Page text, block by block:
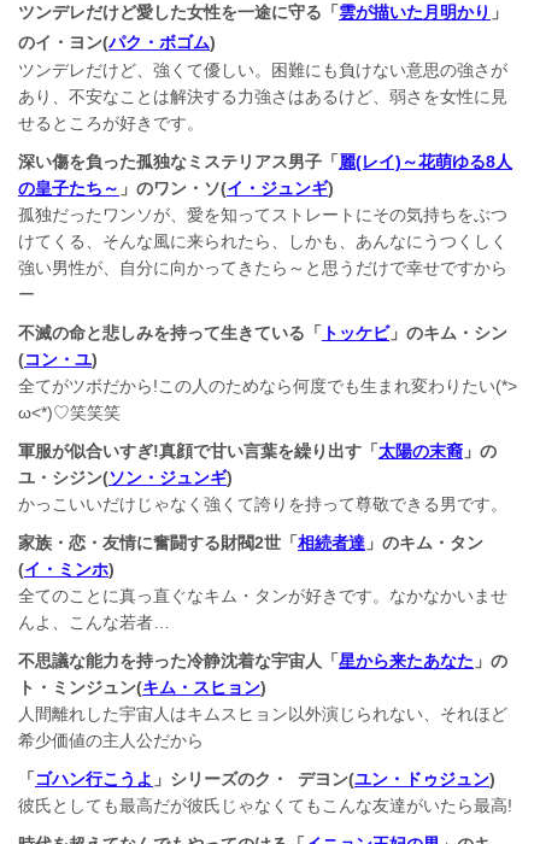
ツンデレだけど愛した女性を一途に守る「 雲が描いた月明かり 」
のイ・ヨン(パク・ボゴム)
ツンデレだけど、強くて優しい。困難にも負けない意思の強さが
あり、不安なことは解決する力強さはあるけど、弱さを女性に見
せるところが好きです。
深い傷を負った孤独なミステリアス男子「 麗(レイ)～花萌ゆる8人
の皇子たち～ 」のワン・ソ(イ・ジュンギ)
孤独だったワンソが、愛を知ってストレートにその気持ちをぶつ
けてくる、そんな風に来られたら、しかも、あんなにうつくしく
強い男性が、自分に向かってきたら～と思うだけで幸せですから
ー
不滅の命と悲しみを持って生きている「 トッケビ」のキム・シン
(コン・ユ)
全てがツボだから!この人のためなら何度でも生まれ変わりたい(*>
ω<*)♡笑笑笑
軍服が似合いすぎ!真顔で甘い言葉を繰り出す「 太陽の末裔 」の
ユ・シジン(ソン・ジュンギ)
かっこいいだけじゃなく強くて誇りを持って尊敬できる男です。
家族・恋・友情に奮闘する財閥2世「 相続者達 」のキム・タン
(イ・ミンホ)
全てのことに真っ直ぐなキム・タンが好きです。なかなかいませ
んよ、こんな若者…
不思議な能力を持った冷静沈着な宇宙人「 星から来たあなた 」の
ト・ミンジュン(キム・スヒョン)
人間離れした宇宙人はキムスヒョン以外演じられない、それほど
希少価値の主人公だから
「 ゴハン行こうよ 」シリーズのク・ デヨン(ユン・ドゥジュン)
彼氏としても最高だが彼氏じゃなくてもこんな友達がいたら最高!